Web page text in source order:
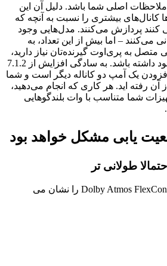
اصلی شما باشد. دلیل آن این
کانال‌های بیشتری را نسبت به آنچه که
کنند پردازش می‌کنند. مدل‌هایی وجود
پشتیبانی می‌کنند – اما بیش از این تعداد، به
متصل به پری‌اوت گیرنده‌تان نیاز دارید،
با فرض اینکه این آمپر وجود داشته باشد. به سادگی افزایش از 7.1.2
افزودن یک آمپ دو کاناله دیگر است و شما
آن رفته اید. هر کاری که انجام می‌دهید،
شما متناسب با وات بلندگوهایی
یابی مشکل خواهد بود
طولانی تر